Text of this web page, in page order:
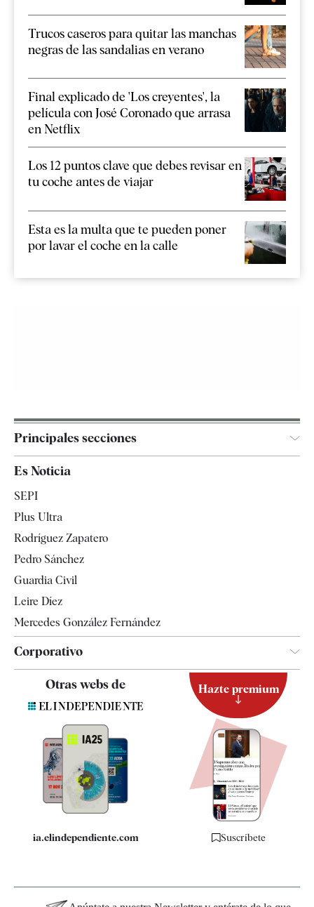
Trucos caseros para quitar las manchas
negras de las sandalias en verano
Final explicado de 'Los creyentes', la
película con José Coronado que arrasa
en Netflix
Los 12 puntos clave que debes revisar en
tu coche antes de viajar
Esta es la multa que te pueden poner
por lavar el coche en la calle
Principales secciones
España
Televisión
Es Noticia
SEPI
Plus Ultra
Rodríguez Zapatero
Pedro Sánchez
Guardia Civil
Leire Díez
Mercedes González Fernández
Corporativo
Contacto
Quiénes somos
Especificaciones
Otras webs de
ia.elindependiente.com
Hazte premium
Suscríbete